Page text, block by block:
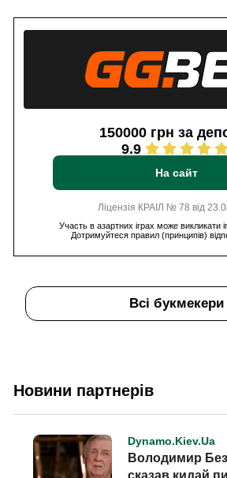
150000 грн за
9.9
На сайт
Ліцензія КРАІЛ № 78 від
Участь в азартних іграх може викликати
Дотримуйтеся правил (принципів)
Всі букмекери